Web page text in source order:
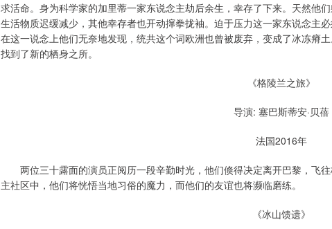
求活命。身为科学家的加里蒂一家东说念主劫后余生，幸存了下来。天然他
生活物质迟缓减少，其他幸存者也开动撺拳拢袖。迫于压力这一家东说念主
在这一说念上他们无奈地发现，统共这个词欧洲也曾被废弃，变成了冰冻瘠
找到了新的栖身之所。
《格陵兰之旅》
导演: 塞巴斯蒂安·贝蓓
法国2016年
两位三十露面的演员正阅历一段辛勤时光，他们倏得决定离开巴黎，飞
主社区中，他们将恍悟当地习俗的魔力，而他们的友谊也将濒临磨练。
《冰山馈遗》